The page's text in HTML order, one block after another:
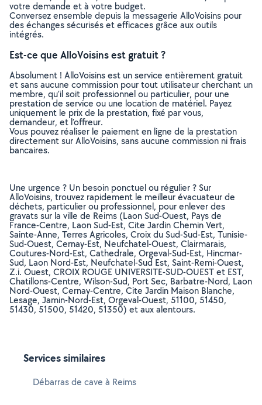
votre demande et à votre budget.
Conversez ensemble depuis la messagerie AlloVoisins pour
des échanges sécurisés et efficaces grâce aux outils
intégrés.
Est-ce que AlloVoisins est gratuit ?
Absolument ! AlloVoisins est un service entièrement gratuit
et sans aucune commission pour tout utilisateur cherchant un
membre, qu’il soit professionnel ou particulier, pour une
prestation de service ou une location de matériel. Payez
uniquement le prix de la prestation, fixé par vous,
demandeur, et l’offreur.
Vous pouvez réaliser le paiement en ligne de la prestation
directement sur AlloVoisins, sans aucune commission ni frais
bancaires.
Une urgence ? Un besoin ponctuel ou régulier ? Sur
AlloVoisins, trouvez rapidement le meilleur évacuateur de
déchets, particulier ou professionnel, pour enlever des
gravats sur la ville de Reims (Laon Sud-Ouest, Pays de
France-Centre, Laon Sud-Est, Cite Jardin Chemin Vert,
Sainte-Anne, Terres Agricoles, Croix du Sud-Sud-Est, Tunisie-
Sud-Ouest, Cernay-Est, Neufchatel-Ouest, Clairmarais,
Coutures-Nord-Est, Cathedrale, Orgeval-Sud-Est, Hincmar-
Sud, Laon Nord-Est, Neufchatel-Sud Est, Saint-Remi-Ouest,
Z.i. Ouest, CROIX ROUGE UNIVERSITE-SUD-OUEST et EST,
Chatillons-Centre, Wilson-Sud, Port Sec, Barbatre-Nord, Laon
Nord-Ouest, Cernay-Centre, Cite Jardin Maison Blanche,
Lesage, Jamin-Nord-Est, Orgeval-Ouest, 51100, 51450,
51430, 51500, 51420, 51350) et aux alentours.
Services similaires
Débarras de cave à Reims